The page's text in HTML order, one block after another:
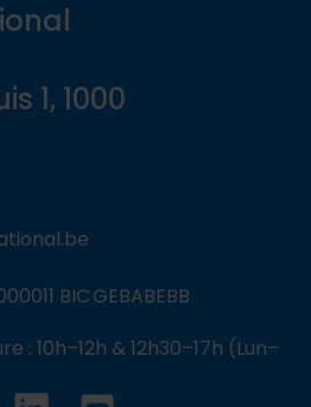
1, 1000
BIC GEBABEBB
: 10h–12h & 12h30–17h (Lun–